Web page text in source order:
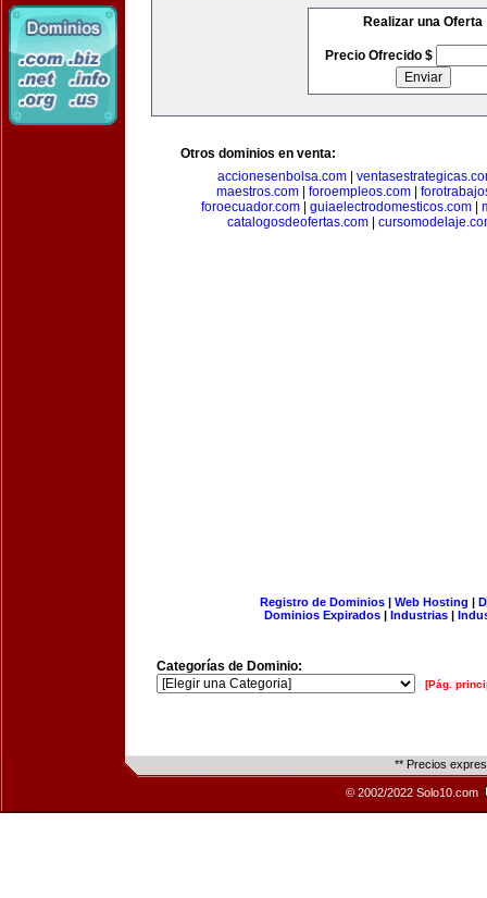
Realizar una Oferta
Precio Ofrecido $
Otros dominios en venta:
accionesenbolsa.com|
maestros.com| foroempleos.com|
foroecuador.com| guiaelectrodomesticos.com|
catalogosdeofertas.com|
Registro de Dominios| Web Hosting |
Dominios Expirados | Industrias |
Categorías de Dominio:
[Pág.
** Precios
© 2002/2022 Solo10.com